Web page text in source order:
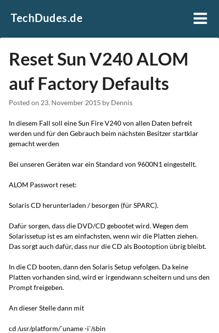
TechDudes.de
Reset Sun V240 ALOM
auf Factory Defaults
Posted on 23. November 2015 by Dennis
In diesem Fall soll eine Sun Fire V240 von allen Daten befreit
werden und für den Gebrauch beim nächsten Besitzer startklar
gemacht werden
Bei unseren Geräten war ein Standard von 9600N1 eingestellt.
ALOM Passwort reset:
Solaris CD herunterladen / besorgen (für SPARC).
Dafür sorgen, dass die DVD/CD gebootet wird. Wegen dem
Solarissetup ist es am einfachsten, wenn wir die Platten ziehen.
Das sorgt auch dafür, dass nur die CD als Bootoption übrig bleibt.
In die CD booten, dann den Solaris Setup vefolgen. Da keine
Platten vorhanden sind, wird er irgendwann scheitern und uns den
Prompt freigeben.
An dieser Stelle dann mit
cd /usr/platform/`uname -i`/sbin